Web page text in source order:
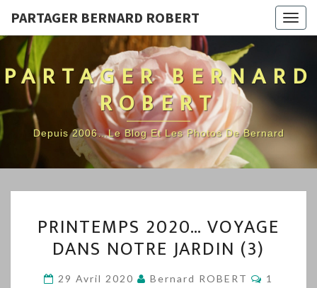
PARTAGER BERNARD ROBERT
PARTAGER BERNARD
ROBERT
Depuis 2006…Le Blog Et Les Photos De Bernard
2020…
VOYAGE
PRINTEMPS 2020… VOYAGE
DANS NOTRE JARDIN (3)
29 Avril 2020 Bernard ROBERT
1